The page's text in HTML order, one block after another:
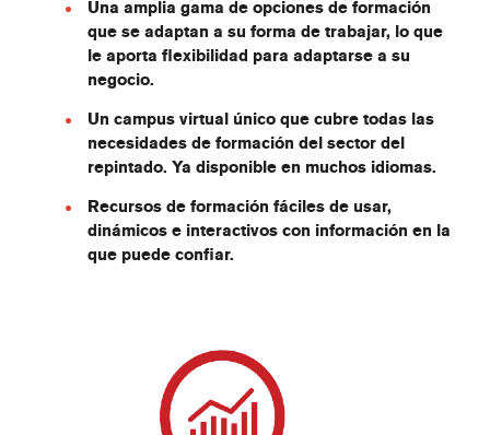
Una amplia gama de opciones de formación
que se adaptan a su forma de trabajar, lo que
le aporta flexibilidad para adaptarse a su
negocio.
Un campus virtual único que cubre todas las
necesidades de formación del sector del
repintado. Ya disponible en muchos idiomas.
Recursos de formación fáciles de usar,
dinámicos e interactivos con información en la
que puede confiar.